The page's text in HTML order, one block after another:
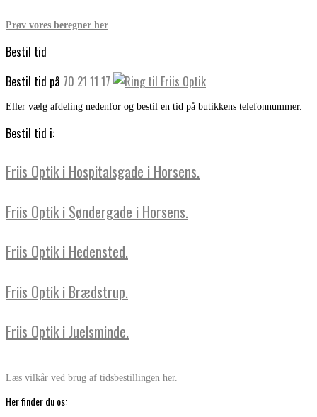
Prøv vores beregner her
Bestil tid
Bestil tid på 70 21 11 17
Eller vælg afdeling nedenfor og bestil en tid på butikkens telefonnummer.
Bestil tid i:
Friis Optik i Hospitalsgade i Horsens.
Friis Optik i Søndergade i Horsens.
Friis Optik i Hedensted.
Friis Optik i Brædstrup.
Friis Optik i Juelsminde.
Læs vilkår ved brug af tidsbestillingen her.
Her finder du os: